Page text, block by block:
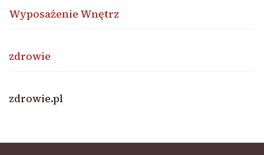
Wyposażenie Wnętrz
zdrowie
zdrowie.pl